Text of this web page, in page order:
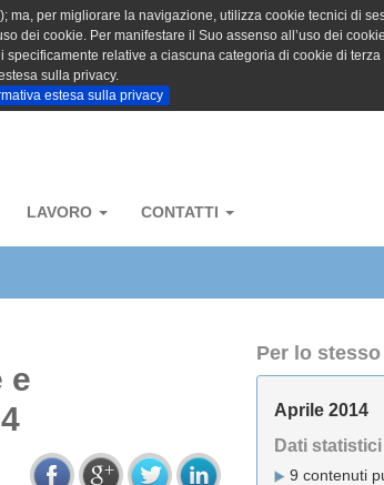
per migliorare la navigazione, utilizza cookie tecnici di
dei cookie. Per manifestare il Suo assenso all’uso dei
relative a ciascuna categoria di cookie di
sulla privacy.
estesa sulla privacy
LAVORO CONTATTI
e
Per lo
Aprile 2014
Dati statistici
9 contenuti